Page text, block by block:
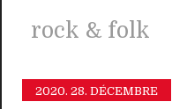
rock & folk
2020. 28. DÉCEMBRE